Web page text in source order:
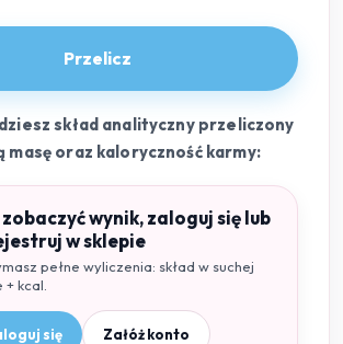
Przelicz
skład analityczny przeliczony
masę oraz kaloryczność karmy:
wynik, zaloguj się lub
w sklepie
pełne wyliczenia: skład w suchej
+ kcal.
się Załóż konto